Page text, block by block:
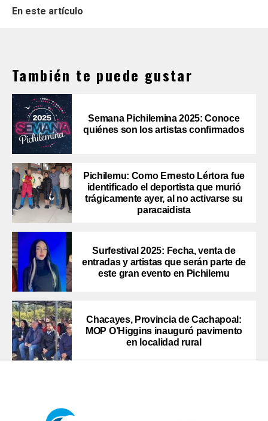
En este artículo
También te puede gustar
Semana Pichilemina 2025: Conoce
quiénes son los artistas confirmados
Pichilemu: Como Ernesto Lértora fue
identificado el deportista que murió
trágicamente ayer, al no activarse su
paracaidista
Surfestival 2025: Fecha, venta de
entradas y artistas que serán parte de
este gran evento en Pichilemu
Chacayes, Provincia de Cachapoal:
MOP O’Higgins inauguró pavimento
en localidad rural